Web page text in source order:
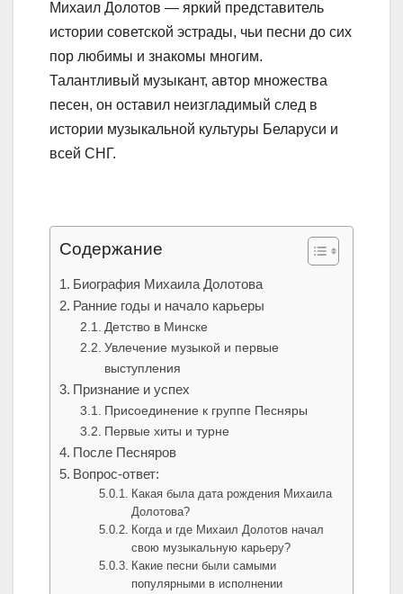
Михаил Долотов — яркий представитель
истории советской эстрады, чьи песни до сих
пор любимы и знакомы многим.
Талантливый музыкант, автор множества
песен, он оставил неизгладимый след в
истории музыкальной культуры Беларуси и
всей СНГ.
Содержание
Биография Михаила Долотова
Ранние годы и начало карьеры
Детство в Минске
Увлечение музыкой и первые
выступления
Признание и успех
Присоединение к группе Песняры
Первые хиты и турне
После Песняров
Вопрос-ответ:
Какая была дата рождения Михаила
Долотова?
Когда и где Михаил Долотов начал
свою музыкальную карьеру?
Какие песни были самыми
популярными в исполнении